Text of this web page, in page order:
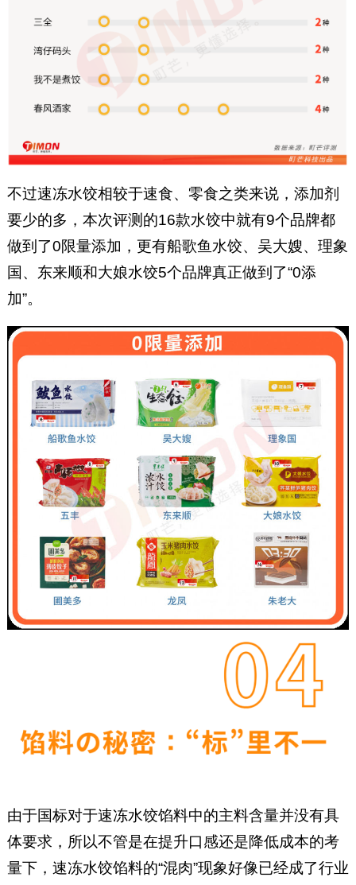
不过速冻水饺相较于速食、零食之类来说，添加剂
要少的多，本次评测的16款水饺中就有9个品牌都
做到了0限量添加，更有船歌鱼水饺、吴大嫂、理象
国、东来顺和大娘水饺5个品牌真正做到了“0添
加”。
由于国标对于速冻水饺馅料中的主料含量并没有具
体要求，所以不管是在提升口感还是降低成本的考
量下，速冻水饺馅料的“混肉”现象好像已经成了行业